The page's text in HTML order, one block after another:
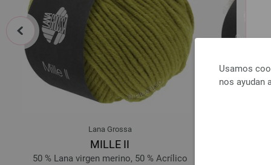
Usamos
nos ayudan
Lana Grossa
MILLE II
50 % Lana virgen merino, 50 % Acrílico
prev